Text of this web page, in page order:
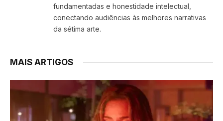
fundamentadas e honestidade intelectual,
conectando audiências às melhores narrativas
da sétima arte.
MAIS ARTIGOS